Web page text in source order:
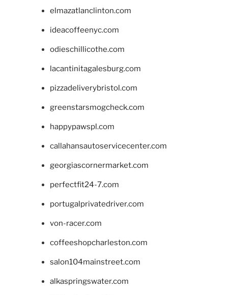
elmazatlanclinton.com
ideacoffeenyc.com
odieschillicothe.com
lacantinitagalesburg.com
pizzadeliverybristol.com
greenstarsmogcheck.com
happypawspl.com
callahansautoservicecenter.com
georgiascornermarket.com
perfectfit24-7.com
portugalprivatedriver.com
von-racer.com
coffeeshopcharleston.com
salon104mainstreet.com
alkaspringswater.com